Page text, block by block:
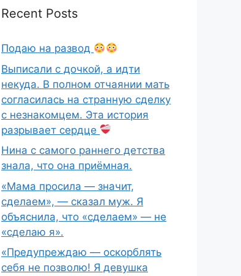
Recent Posts
Подаю на развод
Выписали с дочкой, а идти
некуда. В полном отчаянии мать
согласилась на странную сделку
с незнакомцем. Эта история
разрывает сердце
Нина с самого раннего детства
знала, что она приёмная.
«Мама просила — значит,
сделаем», — сказал муж. Я
объяснила, что «сделаем» — не
«сделаю я».
«Предупреждаю — оскорблять
себя не позволю! Я девушка